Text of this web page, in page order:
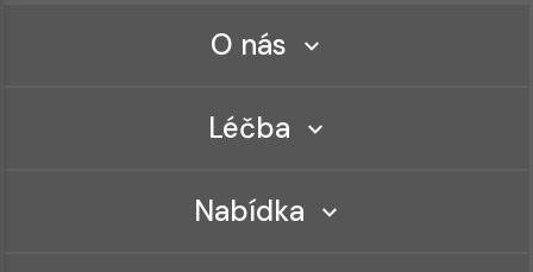
O nás
Léčba
Nabídka